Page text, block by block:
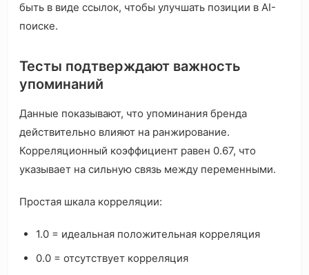
быть в виде ссылок, чтобы улучшать позиции в AI-
поиске.
Тесты подтверждают важность
упоминаний
Данные показывают, что упоминания бренда
действительно влияют на ранжирование.
Корреляционный коэффициент равен 0.67, что
указывает на сильную связь между переменными.
Простая шкала корреляции:
1.0 = идеальная положительная корреляция
0.0 = отсутствует корреляция